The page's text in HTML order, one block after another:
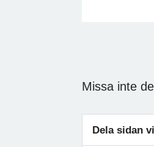
Missa inte
Dela sidan